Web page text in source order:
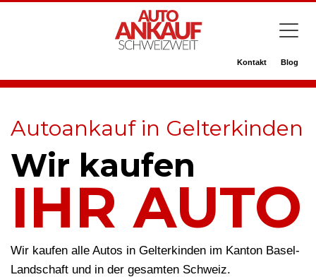
Kontakt Blog
Autoankauf in Gelterkinden
Wir kaufen
IHR AUTO
Wir kaufen alle Autos in Gelterkinden im Kanton Basel-
Landschaft und in der gesamten Schweiz.